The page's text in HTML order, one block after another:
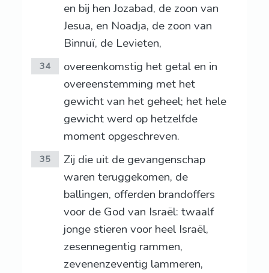
en bij hen Jozabad, de zoon van
Jesua, en Noadja, de zoon van
Binnuï, de Levieten,
34
overeenkomstig het getal en in
overeenstemming met het
gewicht van het geheel; het hele
gewicht werd op hetzelfde
moment opgeschreven.
35
Zij die uit de gevangenschap
waren teruggekomen, de
ballingen, offerden brandoffers
voor de God van Israël: twaalf
jonge stieren voor heel Israël,
zesennegentig rammen,
zevenenzeventig lammeren,